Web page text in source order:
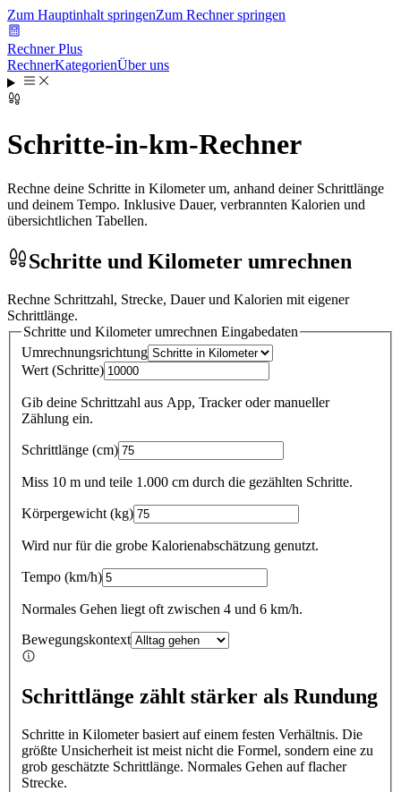
Zum Hauptinhalt springenZum Rechner springen
Rechner Plus
RechnerKategorienÜber uns
Schritte-in-km-Rechner
Rechne deine Schritte in Kilometer um, anhand deiner Schrittlänge
und deinem Tempo. Inklusive Dauer, verbrannten Kalorien und
übersichtlichen Tabellen.
Schritte und Kilometer umrechnen
Rechne Schrittzahl, Strecke, Dauer und Kalorien mit eigener
Schrittlänge.
Schritte und Kilometer umrechnen Eingabedaten
Umrechnungsrichtung
Wert (Schritte)
Gib deine Schrittzahl aus App, Tracker oder manueller
Zählung ein.
Schrittlänge (cm)
Miss 10 m und teile 1.000 cm durch die gezählten Schritte.
Körpergewicht (kg)
Wird nur für die grobe Kalorienabschätzung genutzt.
Tempo (km/h)
Normales Gehen liegt oft zwischen 4 und 6 km/h.
Bewegungskontext
Schrittlänge zählt stärker als Rundung
Schritte in Kilometerbasiert auf einem festen Verhältnis. Die
größte Unsicherheit ist meist nicht die Formel, sondern eine zu
grob geschätzte Schrittlänge. Normales Gehen auf flacher
Strecke.